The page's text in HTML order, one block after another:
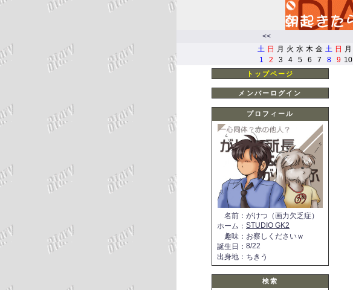
<<
土 日 月 火 水 木 金 土 日 月
1
2 3 4 5 6 7 8 9 10
トップページ
メンバーログイン
プロフィール
名前 ： がけつ（画力欠乏症）
ホーム ： STUDIO GK2
趣味 ： お察しくださいｗ
誕生日 ： 8/22
出身地 ： ちきう
検索